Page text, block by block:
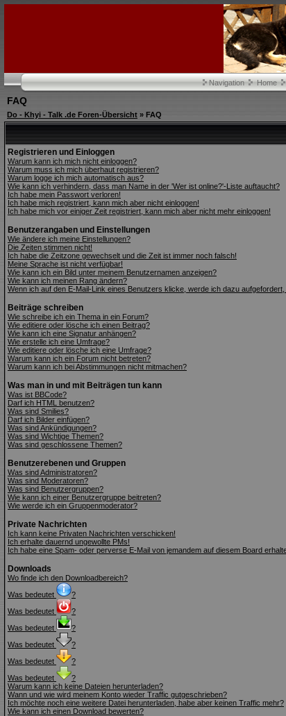
Navigation Home
FAQ
Do - Khyi - Talk .de Foren-Übersicht » FAQ
Registrieren und Einloggen
Warum kann ich mich nicht einloggen?
Warum muss ich mich überhaut registrieren?
Warum logge ich mich automatisch aus?
Wie kann ich verhindern, dass man Name in der 'Wer ist online?'-Liste auftaucht?
Ich habe mein Passwort verloren!
Ich habe mich registriert, kann mich aber nicht einloggen!
Ich habe mich vor einiger Zeit registriert, kann mich aber nicht mehr einloggen!
Benutzerangaben und Einstellungen
Wie ändere ich meine Einstellungen?
Die Zeiten stimmen nicht!
Ich habe die Zeitzone gewechselt und die Zeit ist immer noch falsch!
Meine Sprache ist nicht verfügbar!
Wie kann ich ein Bild unter meinem Benutzernamen anzeigen?
Wie kann ich meinen Rang ändern?
Wenn ich auf den E-Mail-Link eines Benutzers klicke, werde ich dazu aufgefordert,
Beiträge schreiben
Wie schreibe ich ein Thema in ein Forum?
Wie editiere oder lösche ich einen Beitrag?
Wie kann ich eine Signatur anhängen?
Wie erstelle ich eine Umfrage?
Wie editiere oder lösche ich eine Umfrage?
Warum kann ich ein Forum nicht betreten?
Warum kann ich bei Abstimmungen nicht mitmachen?
Was man in und mit Beiträgen tun kann
Was ist BBCode?
Darf ich HTML benutzen?
Was sind Smilies?
Darf ich Bilder einfügen?
Was sind Ankündigungen?
Was sind Wichtige Themen?
Was sind geschlossene Themen?
Benutzerebenen und Gruppen
Was sind Administratoren?
Was sind Moderatoren?
Was sind Benutzergruppen?
Wie kann ich einer Benutzergruppe beitreten?
Wie werde ich ein Gruppenmoderator?
Private Nachrichten
Ich kann keine Privaten Nachrichten verschicken!
Ich erhalte dauernd ungewollte PMs!
Ich habe eine Spam- oder perverse E-Mail von jemandem auf diesem Board
Downloads
Wo finde ich den Downloadbereich?
Was bedeutet
?
Was bedeutet
?
Was bedeutet
?
Was bedeutet
?
Was bedeutet
?
Was bedeutet
?
Warum kann ich keine Dateien herunterladen?
Wann und wie wird meinem Konto wieder Traffic gutgeschrieben?
Ich möchte noch eine weitere Datei herunterladen, habe aber keinen Traffic mehr?
Wie kann ich einen Download bewerten?